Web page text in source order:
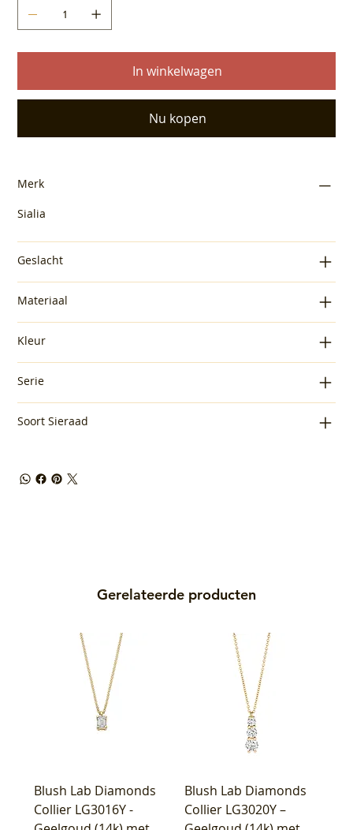
In winkelwagen
Nu kopen
Merk
Sialia
Geslacht
Materiaal
Kleur
Serie
Soort Sieraad
Gerelateerde producten
Blush Lab Diamonds
Collier LG3016Y -
Blush Lab Diamonds
Collier LG3020Y –